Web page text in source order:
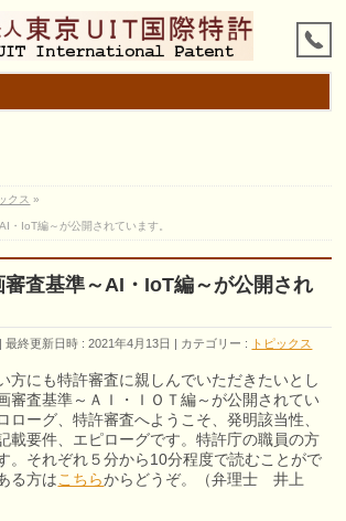
クス »
・IoT編～が公開されています。
査基準～AI・IoT編～が公開され
最終更新日時 : 2021年4月13日 カテゴリー : トピックス
方にも特許審査に親しんでいただきたいとし
審査基準～ＡＩ・ＩＯＴ編～が公開されてい
ローグ、特許審査へようこそ、発明該当性、
載要件、エピローグです。特許庁の職員の方
。それぞれ５分から10分程度で読むことがで
る方はこちらからどうぞ。（弁理士 井上